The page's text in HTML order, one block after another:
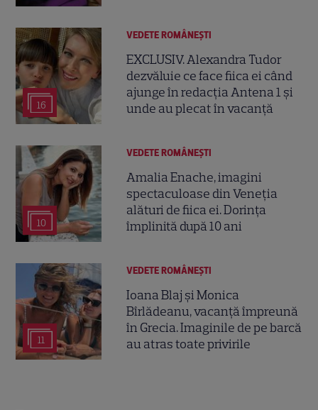
16
VEDETE ROMÂNEŞTI
EXCLUSIV. Alexandra Tudor
dezvăluie ce face fiica ei când
ajunge în redacția Antena 1 și
unde au plecat în vacanță
10
VEDETE ROMÂNEŞTI
Amalia Enache, imagini
spectaculoase din Veneția
alături de fiica ei. Dorința
împlinită după 10 ani
11
VEDETE ROMÂNEŞTI
Ioana Blaj și Monica
Bîrlădeanu, vacanță împreună
în Grecia. Imaginile de pe barcă
au atras toate privirile